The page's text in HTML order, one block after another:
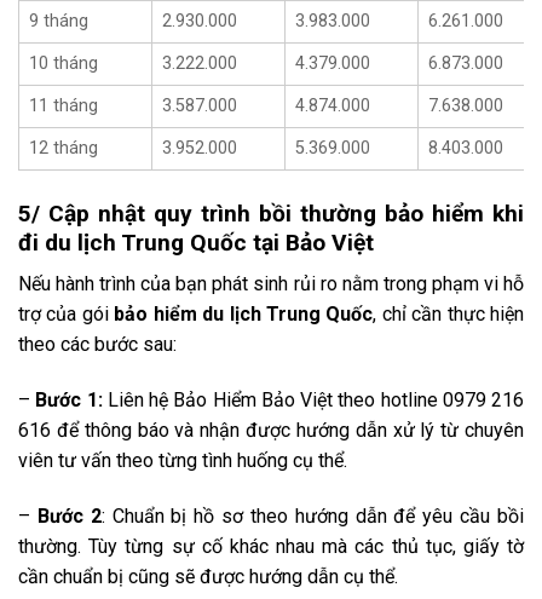
9 tháng 2.930.000 3.983.000 6.261.000
10 tháng 3.222.000 4.379.000 6.873.000
11 tháng 3.587.000 4.874.000 7.638.000
12 tháng 3.952.000 5.369.000 8.403.000
5/ Cập nhật quy trình bồi thường bảo hiểm khi
đi du lịch Trung Quốc tại Bảo Việt
Nếu hành trình của bạn phát sinh rủi ro nằm trong phạm vi hỗ
trợ của gói bảo hiểm du lịch Trung Quốc, chỉ cần thực hiện
theo các bước sau:
– Bước 1: Liên hệ Bảo Hiểm Bảo Việt theo hotline 0979 216
616 để thông báo và nhận được hướng dẫn xử lý từ chuyên
viên tư vấn theo từng tình huống cụ thể.
– Bước 2: Chuẩn bị hồ sơ theo hướng dẫn để yêu cầu bồi
thường. Tùy từng sự cố khác nhau mà các thủ tục, giấy tờ
cần chuẩn bị cũng sẽ được hướng dẫn cụ thể.